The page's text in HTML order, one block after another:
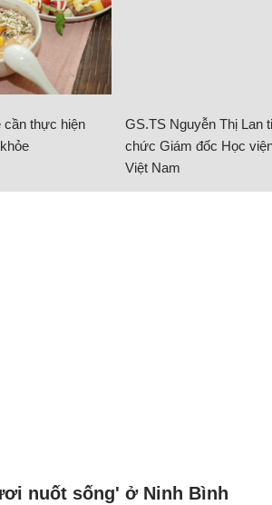
thực hiện
GS.TS Nguyễn Thị Lan
chức Giám đốc Học
Việt Nam
nuốt sống' ở Ninh Bình